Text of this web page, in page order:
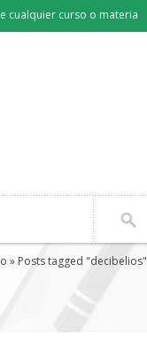
cualquier curso o materia
» Posts tagged "decibelios"